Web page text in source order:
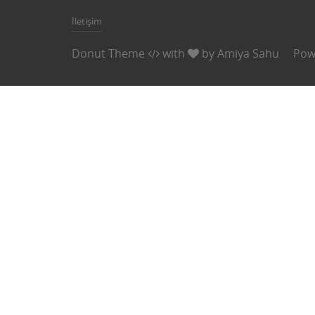
İletişim
Donut Theme with byAmiya Sahu